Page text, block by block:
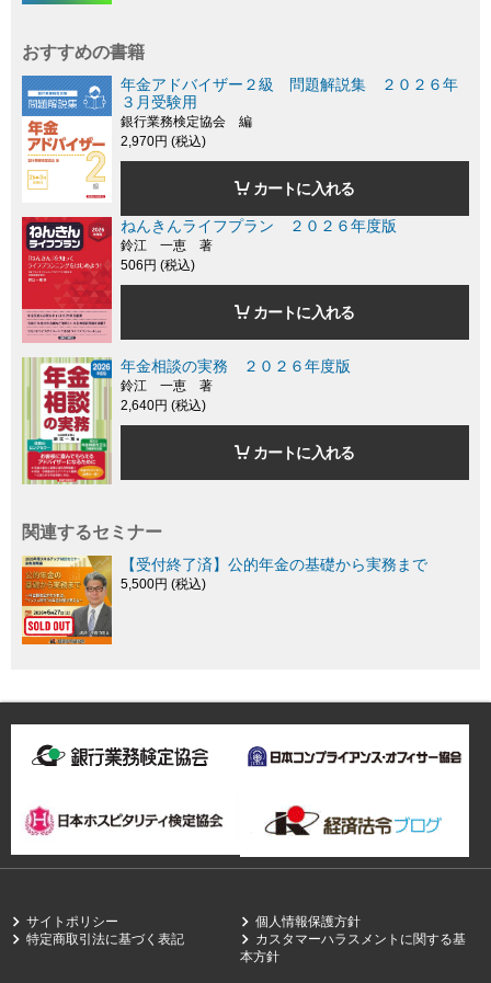
おすすめの書籍
年金アドバイザー２級 問題解説集 ２０２６年
３月受験用
銀行業務検定協会 編
2,970円 (税込)
カートに入れる
ねんきんライフプラン ２０２６年度版
鈴江 一恵 著
506円 (税込)
カートに入れる
年金相談の実務 ２０２６年度版
鈴江 一恵 著
2,640円 (税込)
カートに入れる
関連するセミナー
【受付終了済】公的年金の基礎から実務まで
5,500円 (税込)
サイトポリシー
個人情報保護方針
特定商取引法に基づく表記
カスタマーハラスメントに関する基
本方針